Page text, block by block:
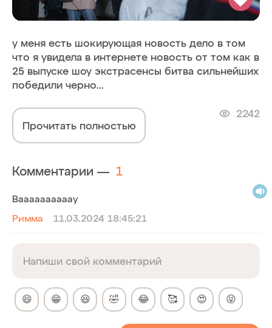
у меня есть шокирующая новость дело в том
что я увидела в интернете новость от том как в
25 выпуске шоу экстрасенсы битва сильнейших
победили черно...
Прочитать полностью
2242
Комментарии — 1
Ваааааааааау
Римма
11.03.2024 18:45:21
😄 😁 😆 🤣 😂 🥰 😍 😝